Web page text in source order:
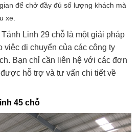
để chở đầy đủ số lượng khách mà
xe.
Linh 29 chỗ là một giải pháp
việc di chuyển của các công ty
Bạn chỉ cần liên hệ với các đơn
hỗ trợ và tư vấn chi tiết về
45 chỗ